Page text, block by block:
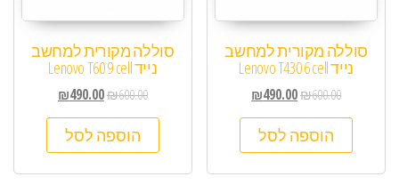
סוללה מקורית למחשב
נייד Lenovo T430 6 cell
₪600.00
₪490.00
הוספה לסל
סוללה מקורית למחשב
נייד Lenovo T60 9 cell
₪600.00
₪490.00
הוספה לסל